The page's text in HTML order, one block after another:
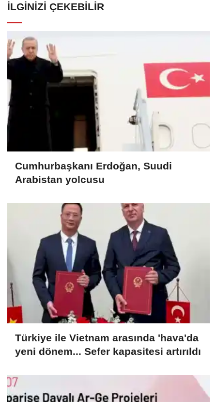
İLGINIZI ÇEKEBILIR
Cumhurbaşkanı Erdoğan, Suudi
Arabistan yolcusu
Türkiye ile Vietnam arasında 'hava'da
yeni dönem... Sefer kapasitesi artırıldı